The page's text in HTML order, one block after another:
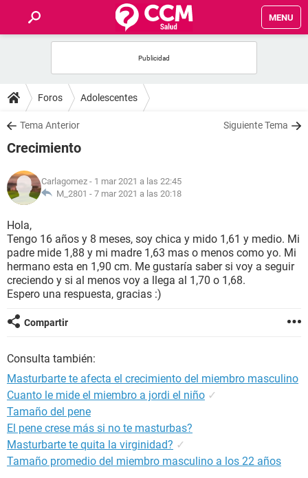
MENU
FOROS
SALUD
NUTRICIÓN
BIENESTAR
SEXUALIDAD
GLOSARIO
Foros Adolescentes
Tema Anterior Siguiente Tema
Crecimiento
Carlagomez - 1 mar 2021 a las 22:45
M_2801 - 7 mar 2021 a las 20:18
Hola,
Tengo 16 años y 8 meses, soy chica y mido 1,61 y medio. Mi
padre mide 1,88 y mi madre 1,63 mas o menos como yo. Mi
hermano esta en 1,90 cm. Me gustaría saber si voy a seguir
creciendo y si al menos voy a llega al 1,70 o 1,68.
Espero una respuesta, gracias :)
Compartir
Consulta también:
Masturbarte te afecta el crecimiento del miembro masculino
Cuanto le mide el miembro a jordi el niño ✓
Tamaño del pene
El pene crese más si no te masturbas?
Masturbarte te quita la virginidad? ✓
Tamaño promedio del miembro masculino a los 22 años